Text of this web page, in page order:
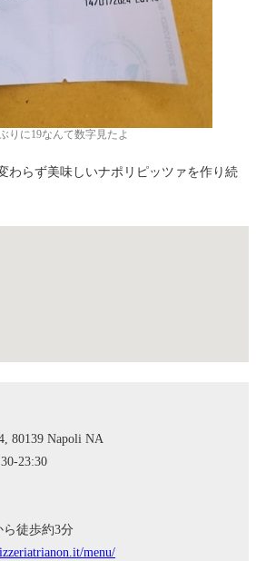
りに19なんて数字見たよ
わらず美味しいナポリピッツァを作り続
80139 Napoli NA
23:30
徒歩約3分
menu/